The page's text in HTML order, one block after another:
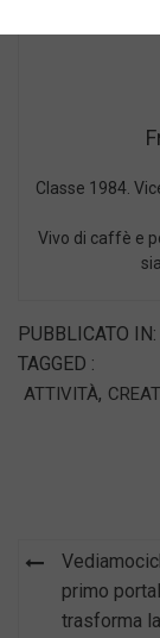
Classe 1984.
Vivo di caffè e
PUBBLICATO IN:
TAGGED :
ATTIVITÀ,
articoli
primo
trasforma